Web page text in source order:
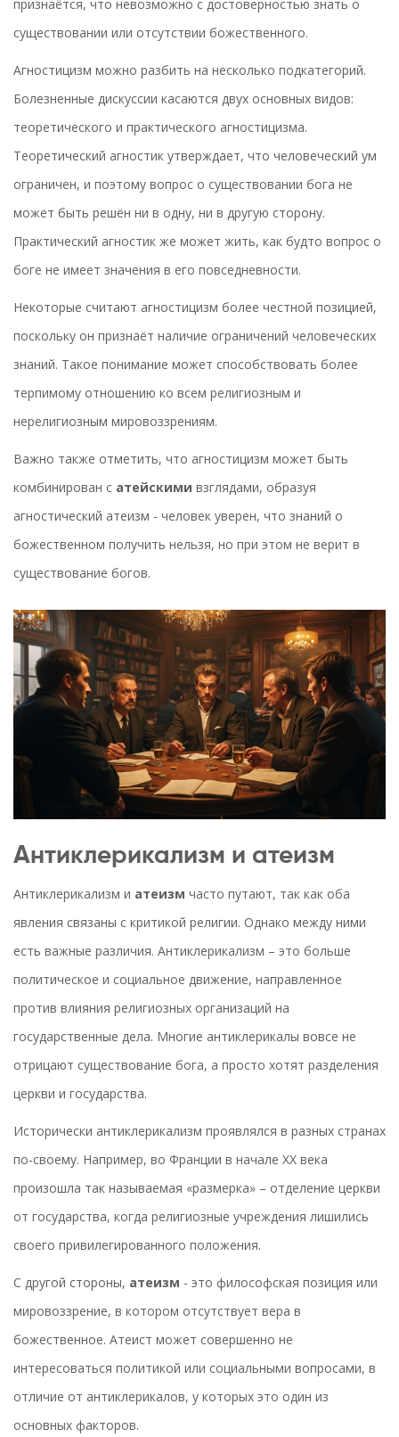
признаётся, что невозможно с достоверностью знать о
существовании или отсутствии божественного.
Агностицизм можно разбить на несколько подкатегорий.
Болезненные дискуссии касаются двух основных видов:
теоретического и практического агностицизма.
Теоретический агностик утверждает, что человеческий ум
ограничен, и поэтому вопрос о существовании бога не
может быть решён ни в одну, ни в другую сторону.
Практический агностик же может жить, как будто вопрос о
боге не имеет значения в его повседневности.
Некоторые считают агностицизм более честной позицией,
поскольку он признаёт наличие ограничений человеческих
знаний. Такое понимание может способствовать более
терпимому отношению ко всем религиозным и
нерелигиозным мировоззрениям.
Важно также отметить, что агностицизм может быть
комбинирован с атейскими взглядами, образуя
агностический атеизм - человек уверен, что знаний о
божественном получить нельзя, но при этом не верит в
существование богов.
Антиклерикализм и атеизм
Антиклерикализм и атеизм часто путают, так как оба
явления связаны с критикой религии. Однако между ними
есть важные различия. Антиклерикализм – это больше
политическое и социальное движение, направленное
против влияния религиозных организаций на
государственные дела. Многие антиклерикалы вовсе не
отрицают существование бога, а просто хотят разделения
церкви и государства.
Исторически антиклерикализм проявлялся в разных странах
по-своему. Например, во Франции в начале XX века
произошла так называемая «размерка» – отделение церкви
от государства, когда религиозные учреждения лишились
своего привилегированного положения.
С другой стороны, атеизм - это философская позиция или
мировоззрение, в котором отсутствует вера в
божественное. Атеист может совершенно не
интересоваться политикой или социальными вопросами, в
отличие от антиклерикалов, у которых это один из
основных факторов.